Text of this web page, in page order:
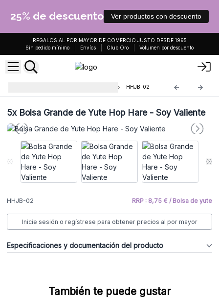
25% de descuento Ver productos con descuento
REGALOS AL POR MAYOR DE COMERCIO JUSTO DESDE 1995
Sin pedido mínimo
Envíos Club Oro Volumen por descuento
HHJB-02
5xBolsa Grande de Yute Hop Hare - Soy Valiente
HHJB-02 RRP : 8,75 € / Bolsa de yute
Inicie sesión o regístrese para obtener precios al por mayor
Especificaciones y documentación del producto
También te puede gustar